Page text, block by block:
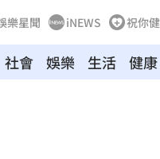
樂星聞 iNEWS 祝你
社會 娛樂 生活 健康